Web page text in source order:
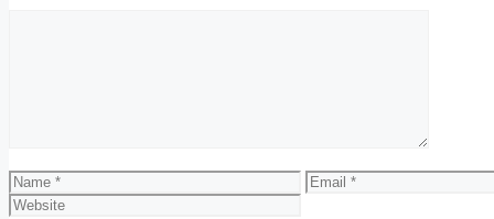
Name Email